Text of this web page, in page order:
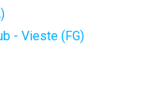
- Vieste (FG)